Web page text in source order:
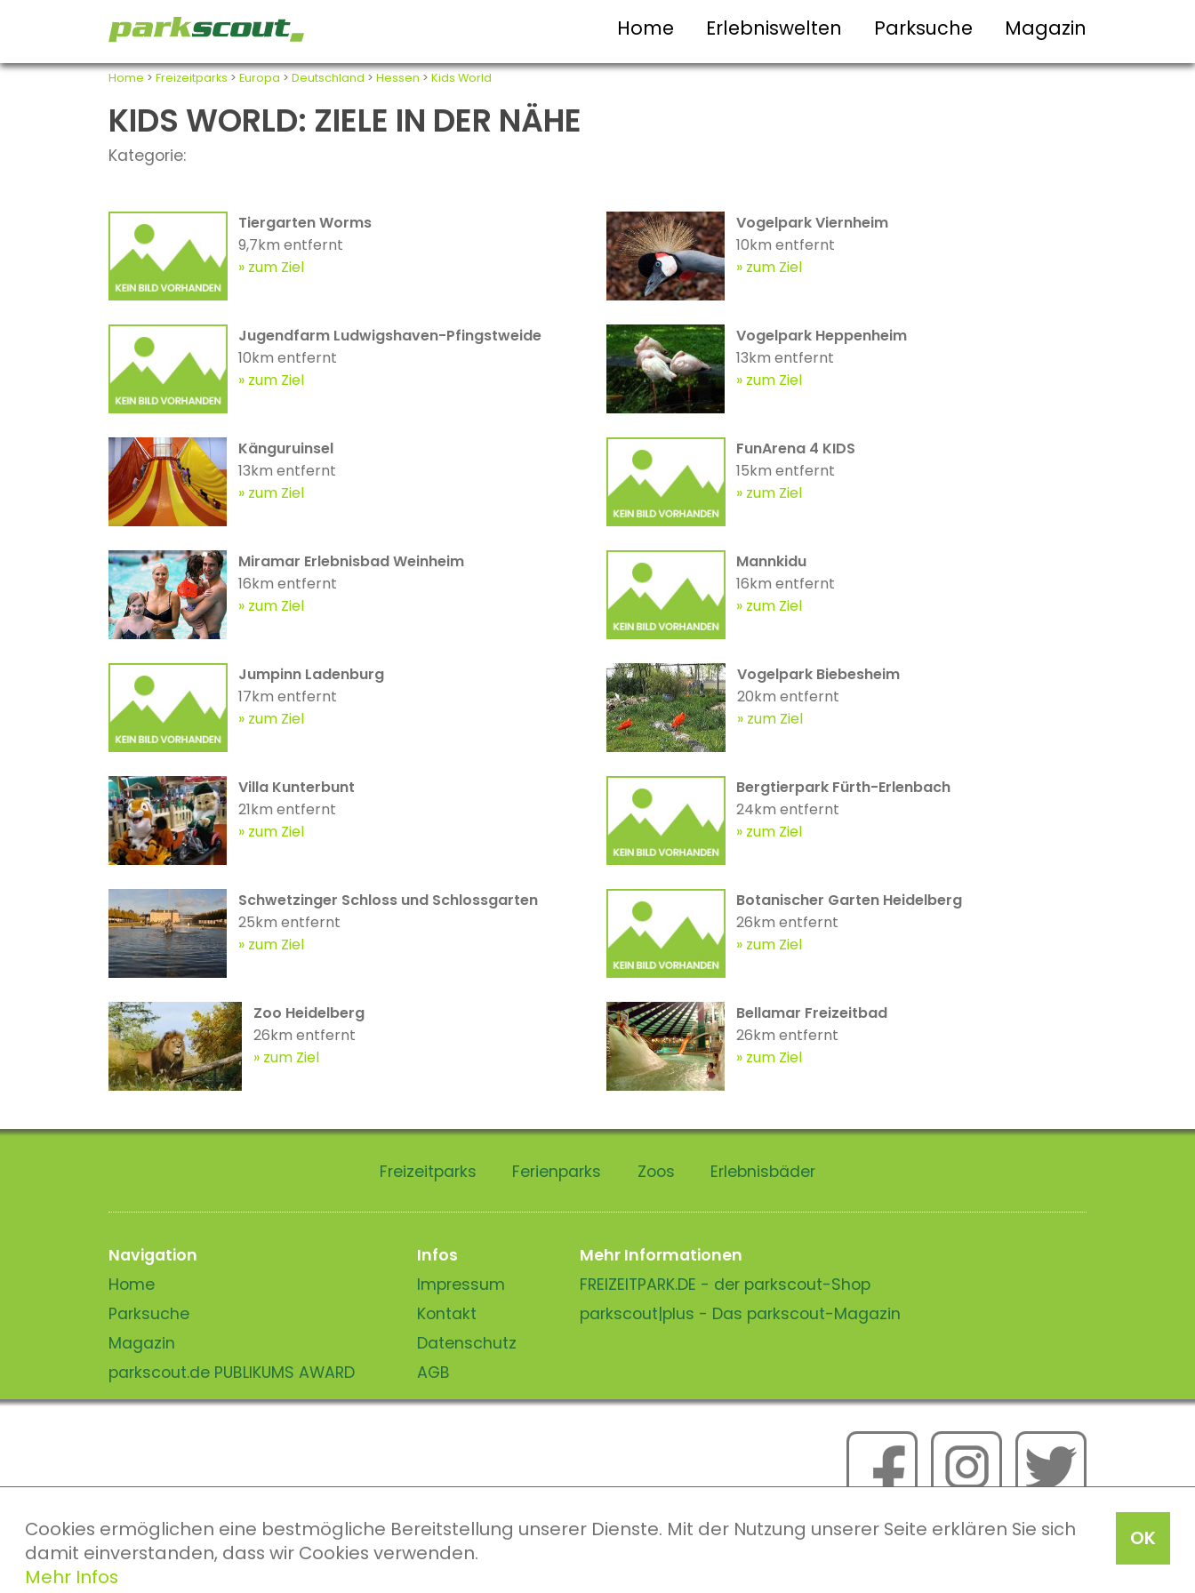
OK
Cookies ermöglichen eine bestmögliche Bereitstellung unserer Dienste. Mit der Nutzung unserer Seite erklären Sie sich
damit einverstanden, dass wir Cookies verwenden.
Mehr Infos
Home Erlebniswelten Parksuche Magazin
Home > Freizeitparks > Europa > Deutschland > Hessen > Kids World
KIDS WORLD: ZIELE IN DER NÄHE
Kategorie:
Tiergarten Worms
9,7km entfernt
zum Ziel
Vogelpark Viernheim
10km entfernt
zum Ziel
Jugendfarm Ludwigshaven-Pfingstweide
10km entfernt
zum Ziel
Vogelpark Heppenheim
13km entfernt
zum Ziel
Känguruinsel
13km entfernt
zum Ziel
FunArena 4 KIDS
15km entfernt
zum Ziel
Miramar Erlebnisbad Weinheim
16km entfernt
zum Ziel
Mannkidu
16km entfernt
zum Ziel
Jumpinn Ladenburg
17km entfernt
zum Ziel
Vogelpark Biebesheim
20km entfernt
zum Ziel
Villa Kunterbunt
21km entfernt
zum Ziel
Bergtierpark Fürth-Erlenbach
24km entfernt
zum Ziel
Schwetzinger Schloss und Schlossgarten
25km entfernt
zum Ziel
Botanischer Garten Heidelberg
26km entfernt
zum Ziel
Zoo Heidelberg
26km entfernt
zum Ziel
Bellamar Freizeitbad
26km entfernt
zum Ziel
Freizeitparks Ferienparks Zoos Erlebnisbäder
Navigation
Home
Parksuche
Magazin
parkscout.de PUBLIKUMS AWARD
Infos
Impressum
Kontakt
Datenschutz
AGB
Mehr Informationen
FREIZEITPARK.DE - der parkscout-Shop
parkscout|plus - Das parkscout-Magazin